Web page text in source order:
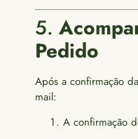
5.
Pedido
Após a confirmação
mail:
A confirmação